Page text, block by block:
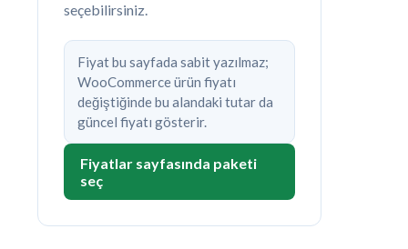
seçebilirsiniz.
Fiyat bu sayfada sabit yazılmaz;
WooCommerce ürün fiyatı
değiştiğinde bu alandaki tutar da
güncel fiyatı gösterir.
Fiyatlar sayfasında paketi
seç